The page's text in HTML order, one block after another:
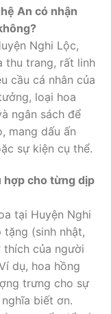
An có nhận
Nghi Lộc,
thu trang, rất linh
cầu cá nhân của
loại hoa
ngân sách để
mang dấu ấn
sự kiện cụ thể.
hợp cho từng dịp
tại Huyện Nghi
tặng (sinh nhật,
thích của người
dụ, hoa hồng
trưng cho sự
biết ơn.